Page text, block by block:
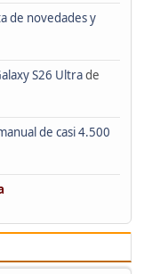
de novedades y
S26 Ultrade
de casi 4.500